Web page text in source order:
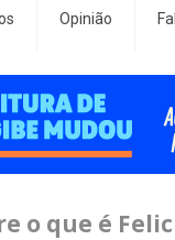
Opinião
o que é